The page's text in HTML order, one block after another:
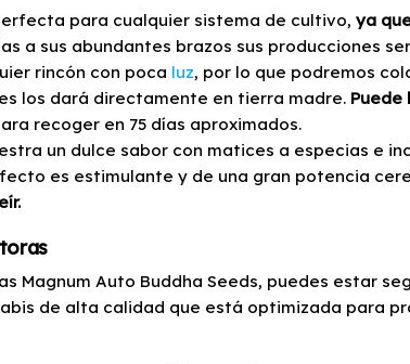
para cualquier sistema de cultivo, ya
a sus abundantes brazos sus producciones
rincón con poca luz, por lo que podremos
los dará directamente en tierra madre. Puede
recoger en 75 días aproximados.
un dulce sabor con matices a especias e
es estimulante y de una gran potencia
Magnum Auto Buddha Seeds, puedes estar
de alta calidad que está optimizada para